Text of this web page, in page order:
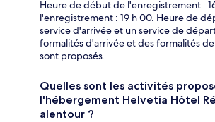
Heure de début de l'enregistrement :
l'enregistrement : 19 h 00. Heure de
service d'arrivée et un service de
formalités d'arrivée et des formalités
sont proposés.
Quelles sont les activités
l'hébergement Helvetia Hôtel
alentour ?